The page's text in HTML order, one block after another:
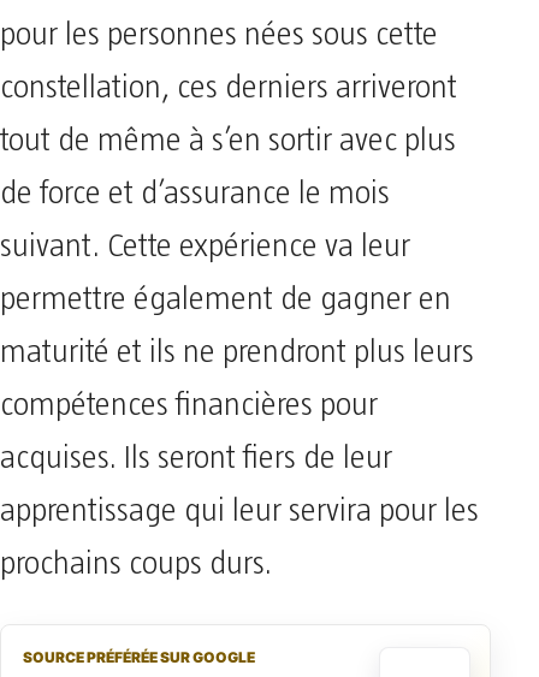
pour les personnes nées sous cette
constellation, ces derniers arriveront
tout de même à s’en sortir avec plus
de force et d’assurance le mois
suivant. Cette expérience va leur
permettre également de gagner en
maturité et ils ne prendront plus leurs
compétences financières pour
acquises. Ils seront fiers de leur
apprentissage qui leur servira pour les
prochains coups durs.
SOURCE PRÉFÉRÉE SUR GOOGLE